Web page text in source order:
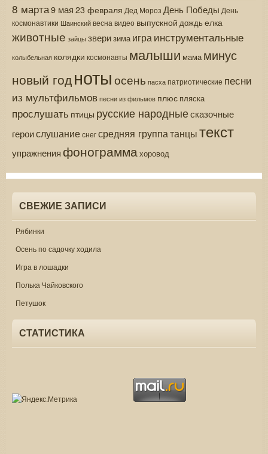
8 марта9 мая 23 февраля Дед Мороз День Победы День
космонавтики Шаинскийвесна видео выпускной дождь елка
животные зайцы зверизима игра инструментальные
колыбельная колядки космонавты малыши мама минус
новый годнотыосень пасха патриотические песни
из мультфильмов песни из фильмов плюс пляска
прослушать птицы русские народныесказочные
героислушаниеснегсредняя группатанцытекст
упражнения фонограммахоровод
СВЕЖИЕ ЗАПИСИ
Рябинки
Осень по садочку ходила
Игра в лошадки
Полька Чайковского
Петушок
СТАТИСТИКА